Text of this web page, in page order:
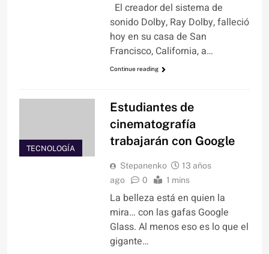
El creador del sistema de
sonido Dolby, Ray Dolby, falleció
hoy en su casa de San
Francisco, California, a…
Continue reading
TECNOLOGÍA
Estudiantes de
cinematografía
trabajarán con Google
Stepanenko
13 años
ago
0 1 mins
La belleza está en quien la
mira… con las gafas Google
Glass. Al menos eso es lo que el
gigante…